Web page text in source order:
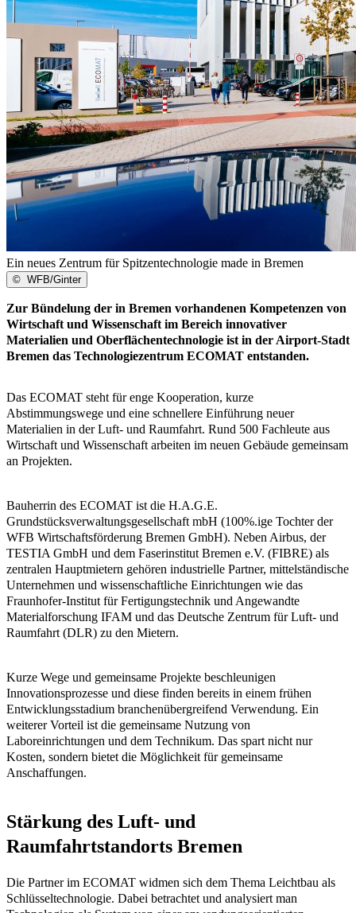
Ein neues Zentrum für Spitzentechnologie made in Bremen
© WFB/Ginter
Zur Bündelung der in Bremen vorhandenen Kompetenzen von
Wirtschaft und Wissenschaft im Bereich innovativer
Materialien und Oberflächentechnologie ist in der Airport‐Stadt
Bremen das Technologiezentrum ECOMAT entstanden.
Das ECOMAT steht für enge Kooperation, kurze
Abstimmungswege und eine schnellere Einführung neuer
Materialien in der Luft- und Raumfahrt. Rund 500 Fachleute aus
Wirtschaft und Wissenschaft arbeiten im neuen Gebäude gemeinsam
an Projekten.
Bauherrin des ECOMAT ist die H.A.G.E.
Grundstücksverwaltungsgesellschaft mbH (100%.ige Tochter der
WFB Wirtschaftsförderung Bremen GmbH). Neben Airbus, der
TESTIA GmbH und dem Faserinstitut Bremen e.V. (FIBRE) als
zentralen Hauptmietern gehören industrielle Partner, mittelständische
Unternehmen und wissenschaftliche Einrichtungen wie das
Fraunhofer-Institut für Fertigungstechnik und Angewandte
Materialforschung IFAM und das Deutsche Zentrum für Luft- und
Raumfahrt (DLR) zu den Mietern.
Kurze Wege und gemeinsame Projekte beschleunigen
Innovationsprozesse und diese finden bereits in einem frühen
Entwicklungsstadium branchenübergreifend Verwendung. Ein
weiterer Vorteil ist die gemeinsame Nutzung von
Laboreinrichtungen und dem Technikum. Das spart nicht nur
Kosten, sondern bietet die Möglichkeit für gemeinsame
Anschaffungen.
Stärkung des Luft- und
Raumfahrtstandorts Bremen
Die Partner im ECOMAT widmen sich dem Thema Leichtbau als
Schlüsseltechnologie. Dabei betrachtet und analysiert man